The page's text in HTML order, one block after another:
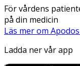
För vårdens
på din medicin
Läs mer om
Ladda ner vår app